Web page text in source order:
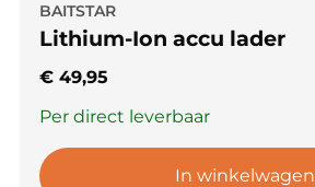
BAITSTAR
Lithium-Ion accu lader
€ 49,95
Per direct leverbaar
In winkelwagen